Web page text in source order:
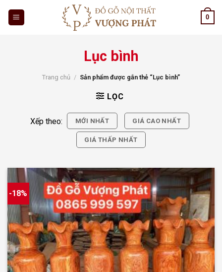
0
Lục bình
Trang chủ / Sản phẩm được gắn thẻ “Lục bình”
LỌC
Xếp theo: MỚI NHẤT GIÁ CAO NHẤT
GIÁ THẤP NHẤT
-18%